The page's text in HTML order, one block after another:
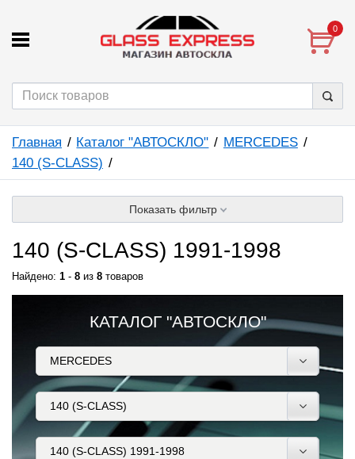
0
Главная Каталог "АВТОСКЛО"
MERCEDES
140 (S-CLASS)
Показать фильтр
140 (S-CLASS) 1991-1998
Найдено: 1 - 8 из 8 товаров
КАТАЛОГ "АВТОСКЛО"